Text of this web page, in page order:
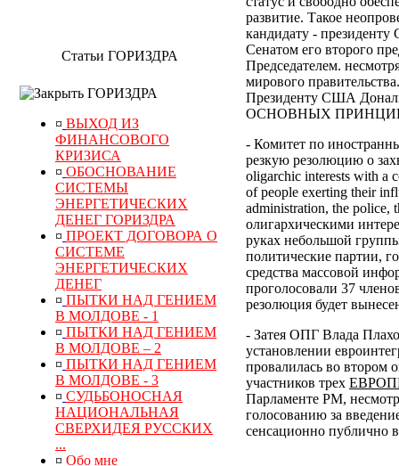
Статьи ГОРИЗДРА
ГОРИЗДРА
¤ ВЫХОД ИЗ
ФИНАНСОВОГО
КРИЗИСА
¤ ОБОСНОВАНИЕ
СИСТЕМЫ
ЭНЕРГЕТИЧЕСКИХ
ДЕНЕГ ГОРИЗДРА
¤ ПРОЕКТ ДОГОВОРА О
СИСТЕМЕ
ЭНЕРГЕТИЧЕСКИХ
ДЕНЕГ
¤ ПЫТКИ НАД ГЕНИЕМ
В МОЛДОВЕ - 1
¤ ПЫТКИ НАД ГЕНИЕМ
В МОЛДОВЕ – 2
¤ ПЫТКИ НАД ГЕНИЕМ
В МОЛДОВЕ - 3
¤ СУДЬБОНОСНАЯ
НАЦИОНАЛЬНАЯ
СВЕРХИДЕЯ РУССКИХ
...
¤ Обо мне
развитие. Такое
кандидату -
Сенатом его второго
Председателем.
мирового
Президенту США
ОСНОВНЫХ
- Комитет по
резкую резолюцию о
oligarchic interests with a
of people exerting their
administration, the police,
олигархическими
руках небольшой
политические партии,
средства массовой
проголосовали 37
резолюция будет
- Затея ОПГ Влада
установлении
провалилась во втором
участников трех
Парламенте РМ,
голосованию за
сенсационно публично